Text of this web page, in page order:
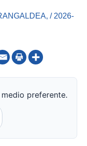
, / 2026-
preferente.